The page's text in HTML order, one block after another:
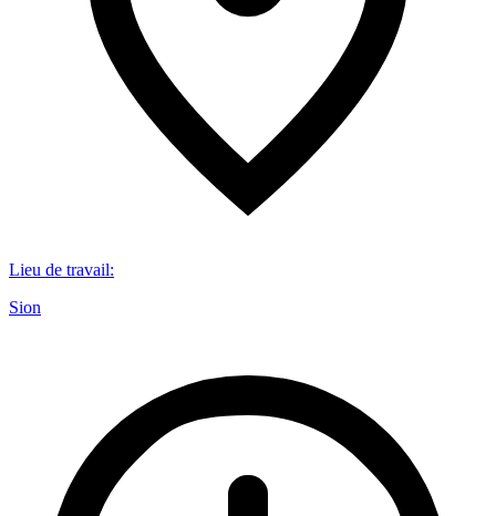
Lieu de travail:
Sion